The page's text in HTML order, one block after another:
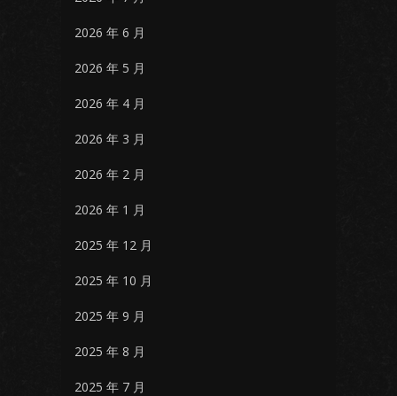
2026 年 6 月
2026 年 5 月
2026 年 4 月
2026 年 3 月
2026 年 2 月
2026 年 1 月
2025 年 12 月
2025 年 10 月
2025 年 9 月
2025 年 8 月
2025 年 7 月